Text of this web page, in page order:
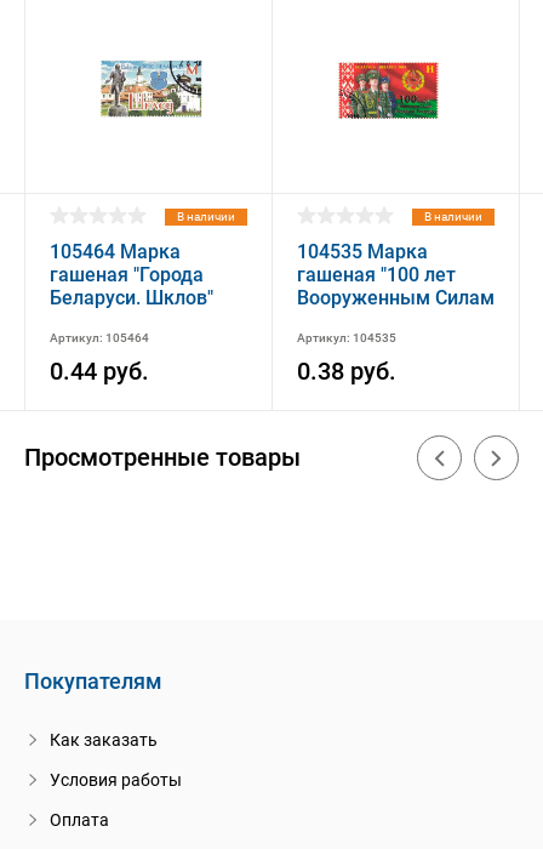
В наличии
105464 Марка
гашеная "Города
Беларуси. Шклов"
Артикул: 105464
0.44 руб.
В наличии
104535 Марка
гашеная "100 лет
Вооруженным Силам
Беларусь"
Артикул: 104535
0.38 руб.
Просмотренные товары
Покупателям
Как заказать
Условия работы
Оплата